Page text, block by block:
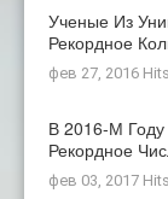
Ученые Из
Рекордное
фев 27, 2016
В 2016-М
Рекордное
фев 03, 2017